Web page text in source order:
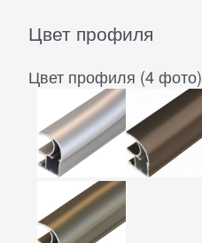
Цвет профиля
Цвет профиля (4 фото)